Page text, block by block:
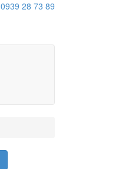
0939 28 73 89